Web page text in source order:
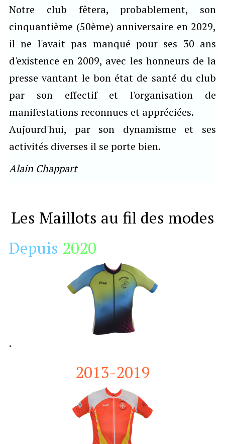
Notre club fêtera, probablement, son
cinquantième (50ème) anniversaire en 2029,
il ne l'avait pas manqué pour ses 30 ans
d'existence en 2009, avec les honneurs de la
presse vantant le bon état de santé du club
par son effectif et l'organisation de
manifestations reconnues et appréciées.
Aujourd'hui, par son dynamisme et ses
activités diverses il se porte bien.
Alain Chappart
Les Maillots au fil des modes
Depuis 2020
.
2013-2019